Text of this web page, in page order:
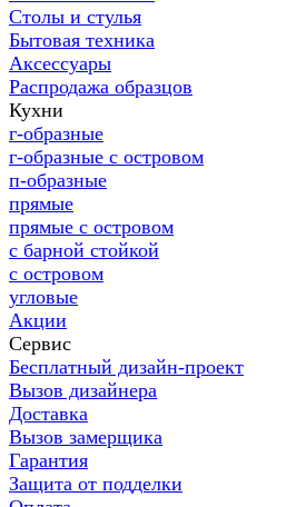
Столы и стулья
Бытовая техника
Аксессуары
Распродажа образцов
Кухни
г-образные
г-образные с островом
п-образные
прямые
прямые с островом
с барной стойкой
с островом
угловые
Акции
Сервис
Бесплатный дизайн-проект
Вызов дизайнера
Доставка
Вызов замерщика
Гарантия
Защита от подделки